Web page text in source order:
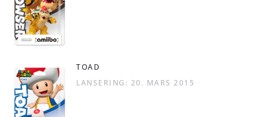
TOAD
LANSERING: 20. MARS 2015